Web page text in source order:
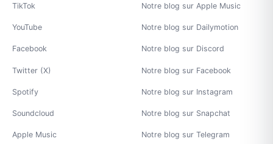
TikTok
YouTube
Facebook
Twitter (X)
Spotify
Soundcloud
Apple Music
Notre blog sur Apple Music
Notre blog sur Dailymotion
Notre blog sur Discord
Notre blog sur Facebook
Notre blog sur Instagram
Notre blog sur Snapchat
Notre blog sur Telegram